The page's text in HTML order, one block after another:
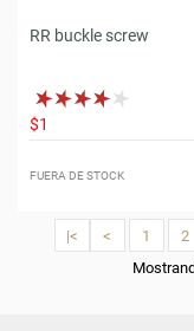
RR buckle screw
$1
FUERA DE STOCK
|< < 1 2